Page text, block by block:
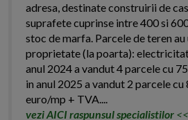
adresa, destinate construirii de
suprafete cuprinse intre 400 si
stoc de marfa. Parcele de teren
proprietate (la poarta):
anul 2024 a vandut 4 parcele cu
in anul 2025 a vandut 2 parcele
euro/mp + TVA....
vezi AICI raspunsul specialistilor <<